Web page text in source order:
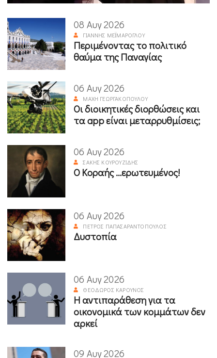
08 Αυγ 2026
ΓΙΆΝΝΗΣ ΜΕΪΜΆΡΟΓΛΟΥ
Περιμένοντας το πολιτικό
θαύμα της Παναγίας
06 Αυγ 2026
ΜΆΧΗ ΓΕΩΡΓΑΚΟΠΟΎΛΟΥ
Οι διοικητικές διορθώσεις και
τα app είναι μεταρρυθμίσεις;
06 Αυγ 2026
ΣΆΚΗΣ ΚΟΥΡΟΥΖΊΔΗΣ
Ο Κοραής ...ερωτευμένος!
06 Αυγ 2026
ΠΈΤΡΟΣ ΠΑΠΑΣΑΡΑΝΤΌΠΟΥΛΟΣ
Δυστοπία
06 Αυγ 2026
ΘΕΌΔΩΡΟΣ ΚΑΡΟΎΝΟΣ
Η αντιπαράθεση για τα
οικονομικά των κομμάτων δεν
αρκεί
09 Αυγ 2026